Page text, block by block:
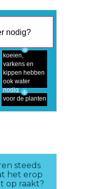
koeien,
varkens en
kippen hebben
ook water
nodig
voor de planten
nodig?
steeds
het erop
op raakt?